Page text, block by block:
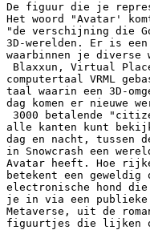
De figuur die je
Het woord "Avatar'
"de verschijning die
3D-werelden. Er is
waarbinnen je
Blaxxun, Virtual
computertaal VRML
taal waarin een 3D-
dag komen er nieuwe
3000 betalende
alle kanten kunt
dag en nacht, tussen
in Snowcrash een
Avatar heeft. Hoe
betekent een
electronische hond
je in via een
Metaverse, uit de
figuurtjes die lijken